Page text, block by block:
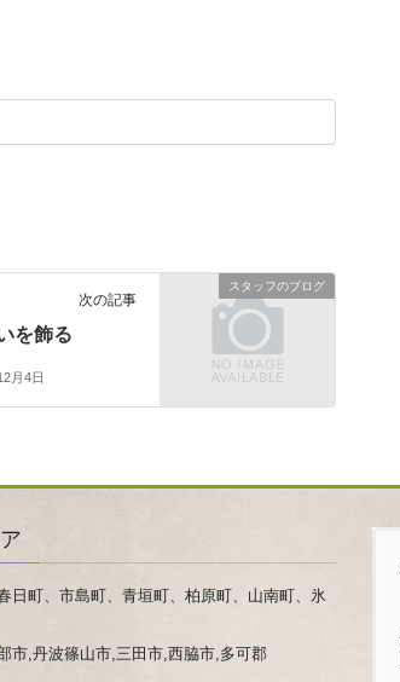
スタッフのブログ
次の記事
を飾る
月4日
日町、市島町、青垣町、柏原町、山南町、氷
市,丹波篠山市,三田市,西脇市,多可郡